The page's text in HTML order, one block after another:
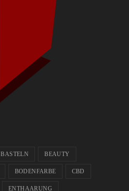
BASTELN BEAUTY
BODENFARBE CBD
ENTHAARUNG